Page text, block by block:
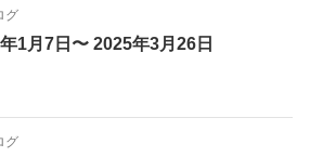
グ
2025年1月7日〜 2025年3月26日
グ